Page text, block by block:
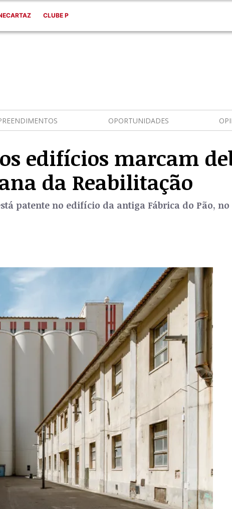
CLUBE P
OPORTUNIDADES
edifícios marcam
da Reabilitação
patente no edifício da antiga Fábrica do Pão,